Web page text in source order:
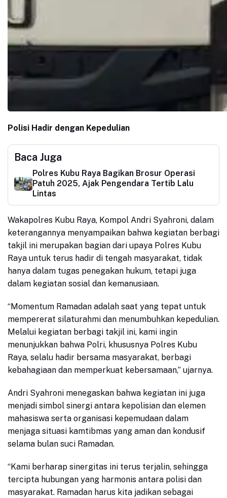
Polisi Hadir dengan Kepedulian
Baca Juga
Polres Kubu Raya Bagikan Brosur Operasi
Patuh 2025, Ajak Pengendara Tertib Lalu
Lintas
Wakapolres Kubu Raya, Kompol Andri Syahroni, dalam
keterangannya menyampaikan bahwa kegiatan berbagi
takjil ini merupakan bagian dari upaya Polres Kubu
Raya untuk terus hadir di tengah masyarakat, tidak
hanya dalam tugas penegakan hukum, tetapi juga
dalam kegiatan sosial dan kemanusiaan.
“Momentum Ramadan adalah saat yang tepat untuk
mempererat silaturahmi dan menumbuhkan kepedulian.
Melalui kegiatan berbagi takjil ini, kami ingin
menunjukkan bahwa Polri, khususnya Polres Kubu
Raya, selalu hadir bersama masyarakat, berbagi
kebahagiaan dan memperkuat kebersamaan,” ujarnya.
Andri Syahroni menegaskan bahwa kegiatan ini juga
menjadi simbol sinergi antara kepolisian dan elemen
mahasiswa serta organisasi kepemudaan dalam
menjaga situasi kamtibmas yang aman dan kondusif
selama bulan suci Ramadan.
“Kami berharap sinergitas ini terus terjalin, sehingga
tercipta hubungan yang harmonis antara polisi dan
masyarakat. Ramadan harus kita jadikan sebagai